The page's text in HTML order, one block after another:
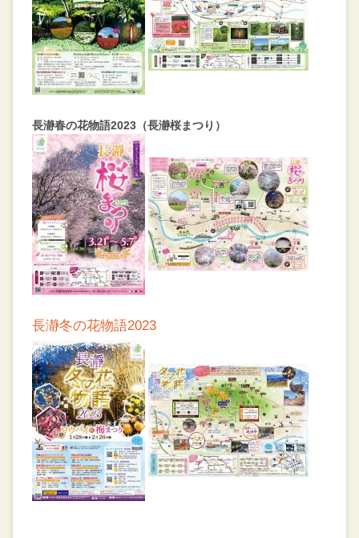
長瀞春の花物語2023（長瀞桜まつり）
長瀞冬の花物語2023